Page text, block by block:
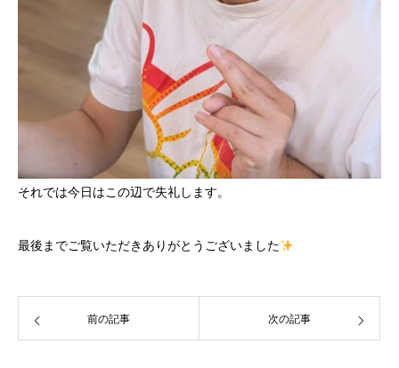
それでは今日はこの辺で失礼します。
最後までご覧いただきありがとうございました
前の記事 次の記事